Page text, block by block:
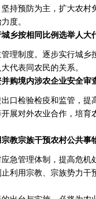
持预防为主，扩大农
度。
乡按相同比例选举人大
理制度。逐步实行城
代表同农民的关系。
购境内涉农企业安全审
口检验检疫和监管，
展对外农业合作，培
教宗族干预农村公共事
急管理体制，提高危
利用宗教、宗族势力